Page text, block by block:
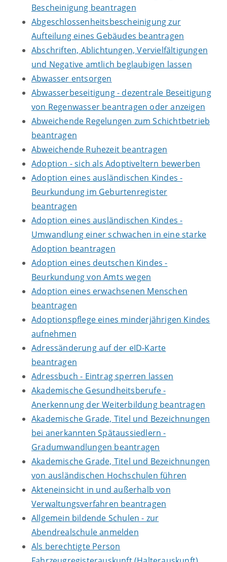
Bescheinigung beantragen
Abgeschlossenheitsbescheinigung zur
Aufteilung eines Gebäudes beantragen
Abschriften, Ablichtungen, Vervielfältigungen
und Negative amtlich beglaubigen lassen
Abwasser entsorgen
Abwasserbeseitigung - dezentrale Beseitigung
von Regenwasser beantragen oder anzeigen
Abweichende Regelungen zum Schichtbetrieb
beantragen
Abweichende Ruhezeit beantragen
Adoption - sich als Adoptiveltern bewerben
Adoption eines ausländischen Kindes -
Beurkundung im Geburtenregister
beantragen
Adoption eines ausländischen Kindes -
Umwandlung einer schwachen in eine starke
Adoption beantragen
Adoption eines deutschen Kindes -
Beurkundung von Amts wegen
Adoption eines erwachsenen Menschen
beantragen
Adoptionspflege eines minderjährigen Kindes
aufnehmen
Adressänderung auf der eID-Karte
beantragen
Adressbuch - Eintrag sperren lassen
Akademische Gesundheitsberufe -
Anerkennung der Weiterbildung beantragen
Akademische Grade, Titel und Bezeichnungen
bei anerkannten Spätaussiedlern -
Gradumwandlungen beantragen
Akademische Grade, Titel und Bezeichnungen
von ausländischen Hochschulen führen
Akteneinsicht in und außerhalb von
Verwaltungsverfahren beantragen
Allgemein bildende Schulen - zur
Abendrealschule anmelden
Als berechtigte Person